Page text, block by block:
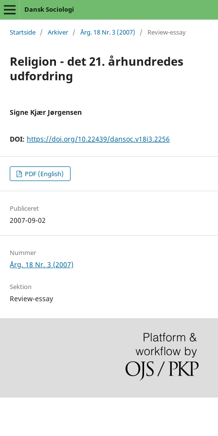
Dansk Sociologi
Startside / Arkiver / Årg. 18 Nr. 3 (2007) / Review-essay
Religion - det 21. århundredes
udfordring
Signe Kjær Jørgensen
DOI: https://doi.org/10.22439/dansoc.v18i3.2256
PDF (English)
Publiceret
2007-09-02
Nummer
Årg. 18 Nr. 3 (2007)
Sektion
Review-essay